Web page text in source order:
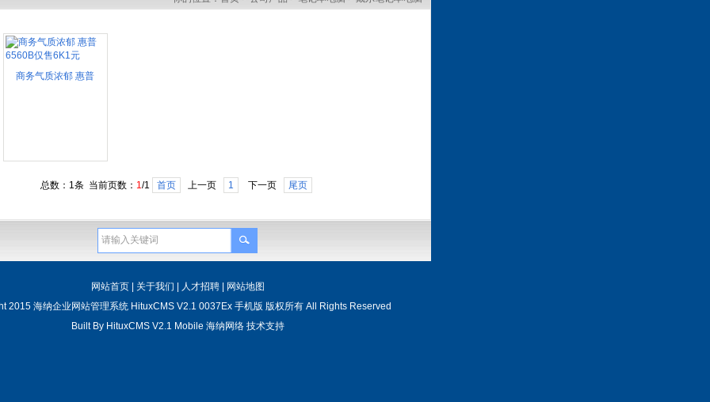
商务气质浓郁 惠普
总数：1条 当前页数： 1/1 首页 上一页 1 下一页 尾页
网站首页| 关于我们 人才招聘|
网站地图
2015 海纳企业网站管理系统 HituxCMS V2.1 0037Ex 手机版 版权所有 All Rights Reserved
Built By HituxCMS V2.1 Mobile 海纳网络技术支持